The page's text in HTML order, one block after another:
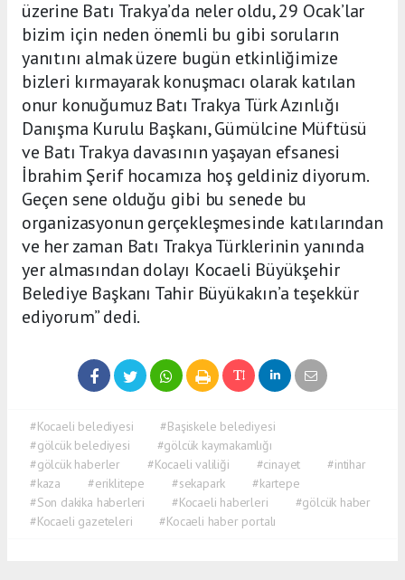
üzerine Batı Trakya’da neler oldu, 29 Ocak’lar
bizim için neden önemli bu gibi soruların
yanıtını almak üzere bugün etkinliğimize
bizleri kırmayarak konuşmacı olarak katılan
onur konuğumuz Batı Trakya Türk Azınlığı
Danışma Kurulu Başkanı, Gümülcine Müftüsü
ve Batı Trakya davasının yaşayan efsanesi
İbrahim Şerif hocamıza hoş geldiniz diyorum.
Geçen sene olduğu gibi bu senede bu
organizasyonun gerçekleşmesinde katılarından
ve her zaman Batı Trakya Türklerinin yanında
yer almasından dolayı Kocaeli Büyükşehir
Belediye Başkanı Tahir Büyükakın’a teşekkür
ediyorum” dedi.
#Kocaeli belediyesi
#Başiskele belediyesi
#gölcük belediyesi
#gölcük kaymakamlığı
#gölcük haberler
#Kocaeli valiliği #cinayet
#intihar
#kaza
#eriklitepe #sekapark
#kartepe
#Son dakika haberleri
#Kocaeli haberleri
#gölcük haber
#Kocaeli gazeteleri
#Kocaeli haber portalı